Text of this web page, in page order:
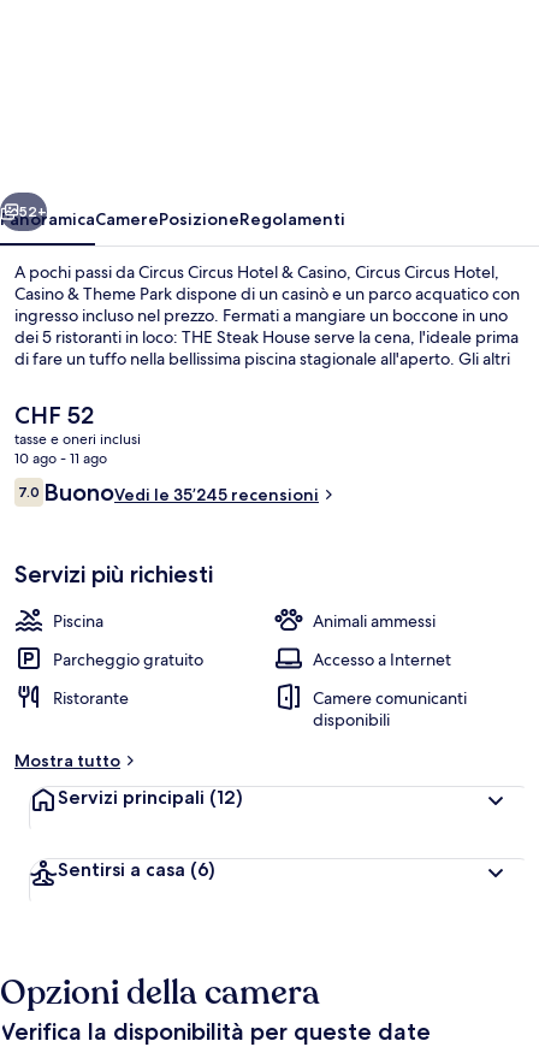
Theme
Park
Avanti
52+
PanoramicaCamerePosizioneRegolamenti
A pochi passi da Circus Circus Hotel & Casino, Circus Circus Hotel,
Casino & Theme Park dispone di un casinò e un parco acquatico con
ingresso incluso nel prezzo. Fermati a mangiare un boccone in uno
dei 5 ristoranti in loco: THE Steak House serve la cena, l'ideale prima
di fare un tuffo nella bellissima piscina stagionale all'aperto. Gli altri
piscina e una palestra. Gli ospiti apprezzano molto i servizi per
famiglie e le attrazioni nei dintorni. La struttura è vicina ai mezzi
pubblici: Stazione di Westgate Las Vegas Monorail si trova a 14 min
di distanza.
Il
prezzo
attuale
è
CHF 52
CHF 52
tasse e oneri inclusi
10 ago - 11 ago
Recensioni
7.07.0 su 10
BuonoVedi le 35’245 recensioni
Servizi più richiesti
Piscina
Animali ammessi
Parcheggio gratuito
Accesso a Internet
Ristorante
Camere comunicanti
disponibili
Mostra tutto
Servizi principali (12)
Sentirsi a casa (6)
Opzioni della camera
Verifica la disponibilità per queste date